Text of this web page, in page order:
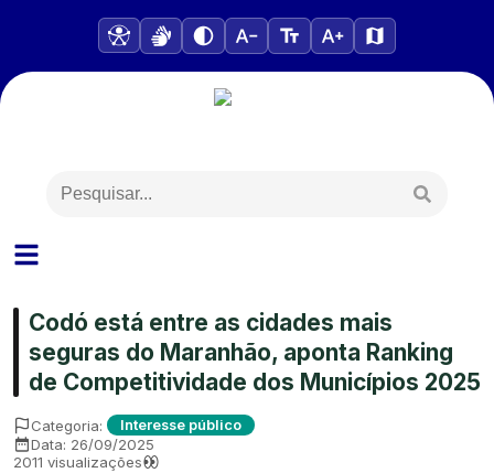
Codó está entre as cidades mais
seguras do Maranhão, aponta Ranking
de Competitividade dos Municípios 2025
Categoria: Interesse público
Data: 26/09/2025
2011 visualizações